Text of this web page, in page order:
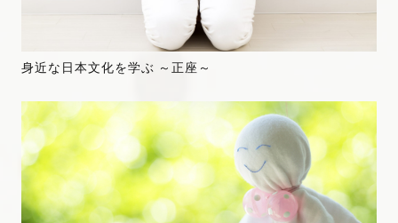
身近な日本文化を学ぶ ～正座～